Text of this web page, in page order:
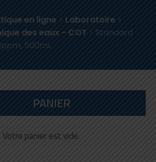
en ligne > Laboratoire >
des eaux - COT > Standard
500mL
PANIER
Votre panier est vide.